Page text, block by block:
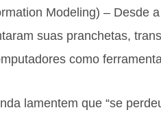
Modeling) – Desde
suas pranchetas,
como
lamentem que “se